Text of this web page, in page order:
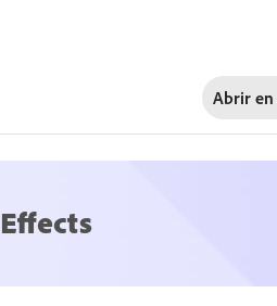
Abrir en